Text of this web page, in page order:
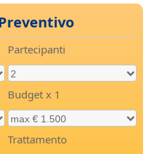
Partecipanti
Budget x 1
Trattamento